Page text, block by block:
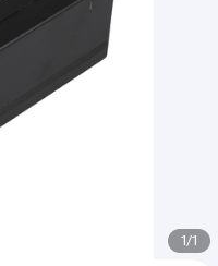
1/1